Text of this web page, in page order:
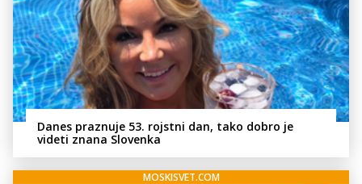
Danes praznuje 53. rojstni dan, tako dobro je
videti znana Slovenka
MOSKISVET.COM